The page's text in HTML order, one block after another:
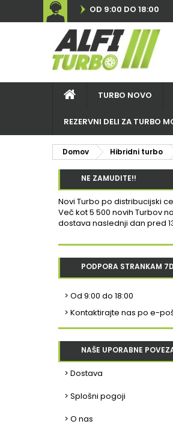
OD 9:00 DO 18:00
TURBO NOVO
REZERVNI DELI ZA TURBO
Domov Hibridni turbo
NE ZAMUDITE!!
Novi Turbo po distribucijski
Več kot 5 500 novih Turbov
dostava naslednji dan pred
PODPORA STRANKAM
> Od 9:00 do 18:00
> Kontaktirajte nas po e-
NAŠE UPORABNE
> Dostava
> Splošni pogoji
> O nas